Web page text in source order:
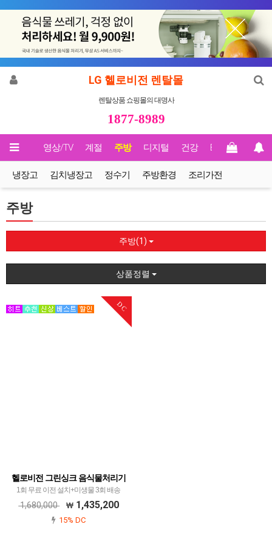
LG 헬로비전 렌탈몰
렌탈상품 쇼핑몰의 대명사
1877-8989
메인 영상/TV 계절 주방 디지털 건강 Biz렌탈
냉장고 김치냉장고 정수기 주방환경 조리가전
주방
주방(1)
상품정렬
DC
헬로비전 그린싱크 음식물처리기
1회 무료 이전 설치+미생물 3회 배송
1,680,000 1,435,200
15% DC